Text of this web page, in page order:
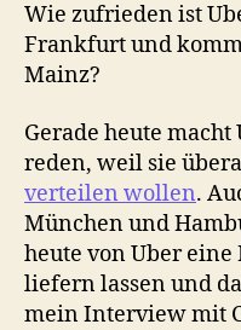
Wie zufrieden ist
Frankfurt und
Mainz?
Gerade heute
reden, weil sie
verteilen wollen.
München und
heute von Uber
liefern lassen und
mein Interview mit